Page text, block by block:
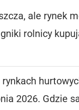
ale rynek
rolnicy
rynkach
2026. Gdzie